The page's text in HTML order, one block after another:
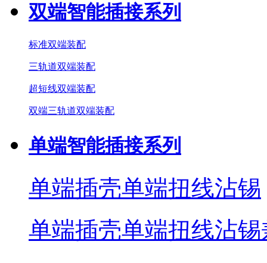
双端智能插接系列
标准双端装配
三轨道双端装配
超短线双端装配
双端三轨道双端装配
单端智能插接系列
单端插壳单端扭线沾锡
单端插壳单端扭线沾